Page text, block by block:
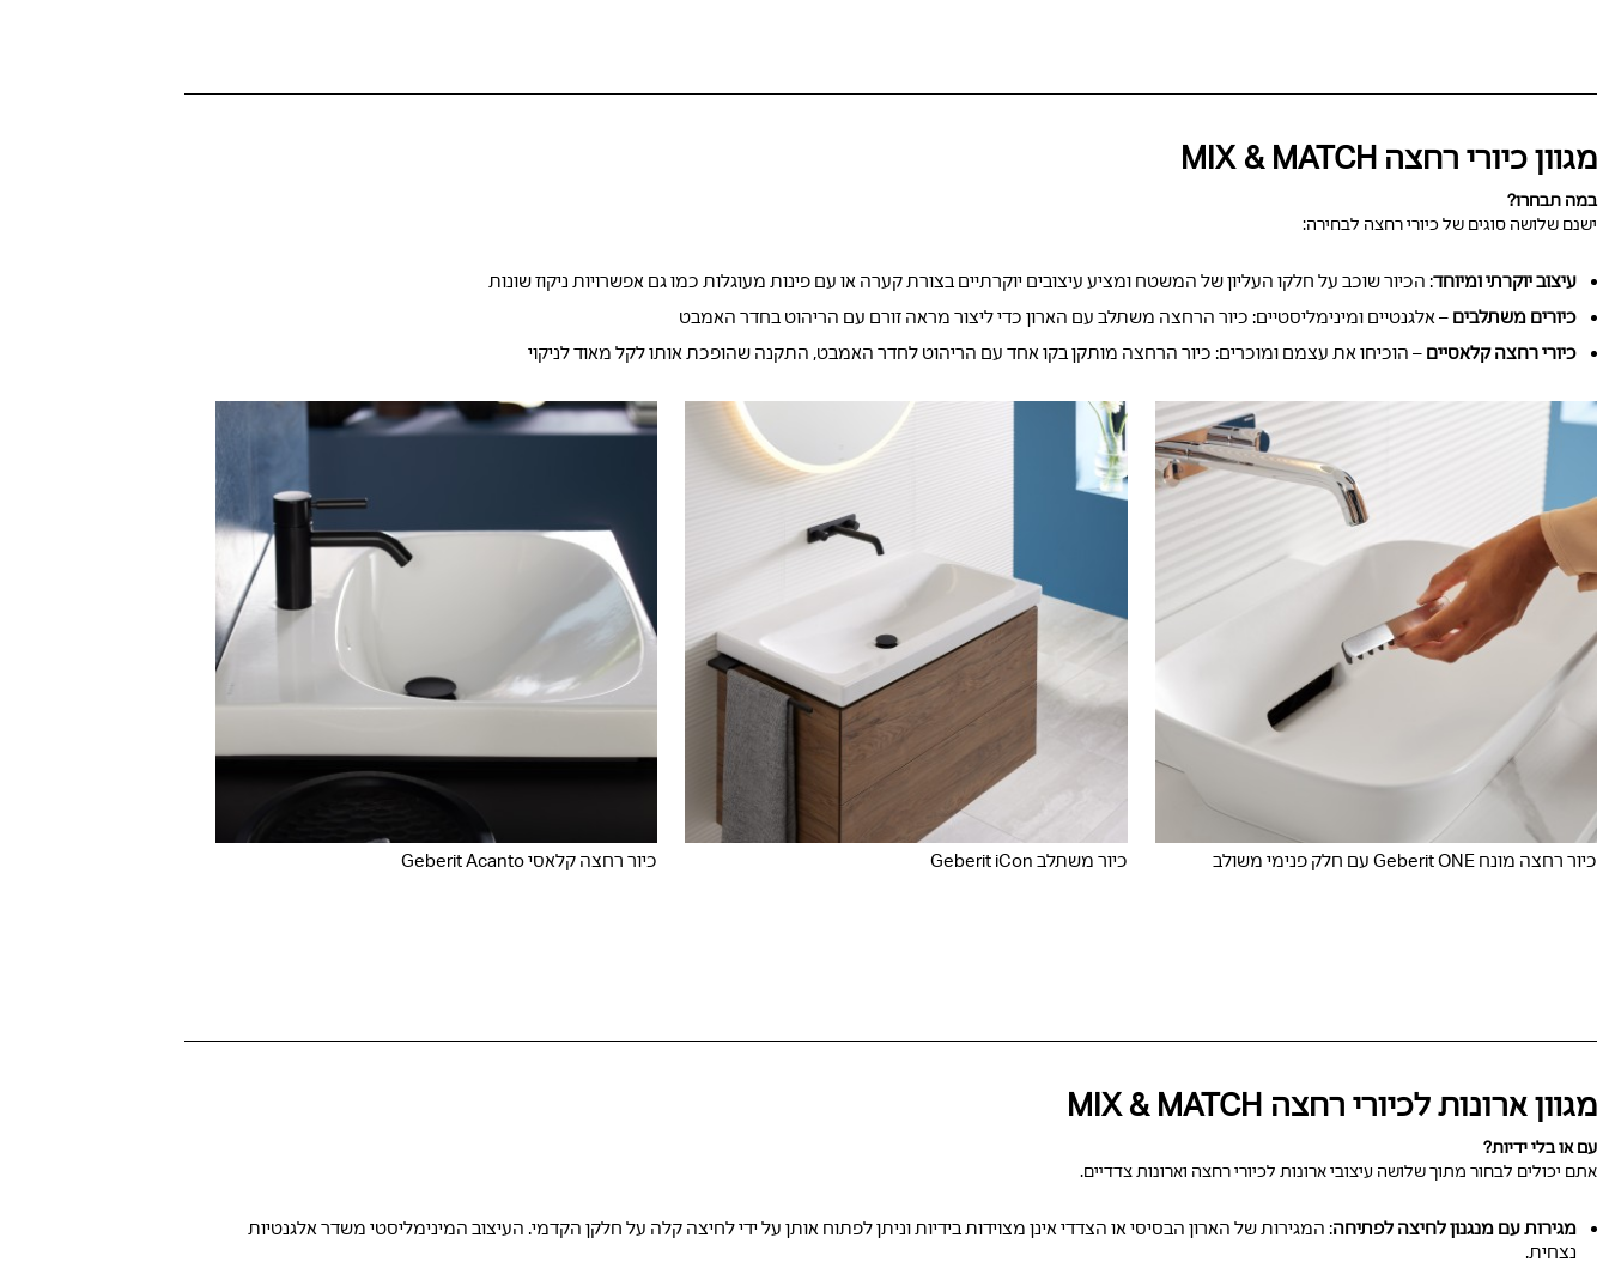
מגוון כיורי רחצה MIX & MATCH
במה תבחרו?
ישנם שלושה סוגים של כיורי רחצה לבחירה:
עיצוב יוקרתי ומיוחד: הכיור שוכב על חלקו העליון של המשטח ומציע עיצובים יוקרתיים בצורת קערה או עם פינות מעוגלות כמו גם אפשרויות ניקוז שונות
כיורים משתלבים – אלגנטיים ומינימליסטיים: כיור הרחצה משתלב עם הארון כדי ליצור מראה זורם עם הריהוט בחדר האמבט
כיורי רחצה קלאסיים – הוכיחו את עצמם ומוכרים: כיור הרחצה מותקן בקו אחד עם הריהוט לחדר האמבט, התקנה שהופכת אותו לקל מאוד לניקוי
כיור רחצה מונח Geberit ONE עם חלק פנימי משולב כיור משתלב Geberit iCon כיור רחצה קלאסי Geberit Acanto
מגוון ארונות לכיורי רחצה MIX & MATCH
עם או בלי ידיות?
אתם יכולים לבחור מתוך שלושה עיצובי ארונות לכיורי רחצה וארונות צדדיים.
מגירות עם מנגנון לחיצה לפתיחה: המגירות של הארון הבסיסי או הצדדי אינן מצוידות בידיות וניתן לפתוח אותן על ידי לחיצה קלה על חלקן הקדמי. העיצוב המינימליסטי משדר אלגנטיות
נצחית.